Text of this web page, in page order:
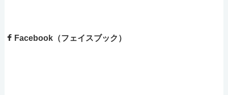
Facebook（フェイスブック）